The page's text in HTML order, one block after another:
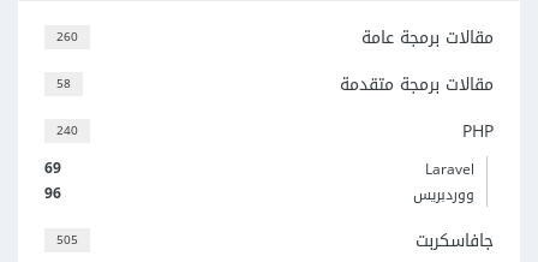
260 مقالات برمجة عامة
58 مقالات برمجة متقدمة
240 PHP
69
Laravel
96
ووردبريس
505 جافاسكربت